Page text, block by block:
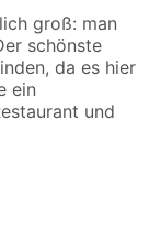
groß: man
schönste
da es hier
ein
und